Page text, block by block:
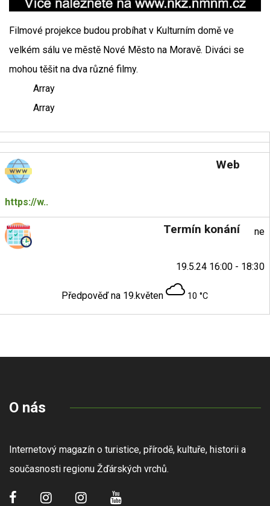
Filmové projekce budou probíhat v Kulturním domě ve
velkém sálu ve městě Nové Město na Moravě. Diváci se
mohou těšit na dva různé filmy.
Array
Array
Web
https://w..
Termín konání ne
19.5.24 16:00 - 18:30
Předpověď na 19.květen 10 °C
O nás
Internetový magazín o turistice, přírodě, kultuře, historii a
současnosti regionu Žďárských vrchů.